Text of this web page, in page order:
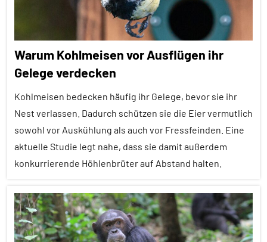
Forschung
aktuell
Fortpflanzung
Inter-
Spezies
Vögel
Wirbeltiere
Warum Kohlmeisen vor Ausflügen ihr
Gelege verdecken
Kohlmeisen bedecken häufig ihr Gelege, bevor sie ihr
Nest verlassen. Dadurch schützen sie die Eier vermutlich
sowohl vor Auskühlung als auch vor Fressfeinden. Eine
aktuelle Studie legt nahe, dass sie damit außerdem
konkurrierende Höhlenbrüter auf Abstand halten.
Alle
Artikel
Alle